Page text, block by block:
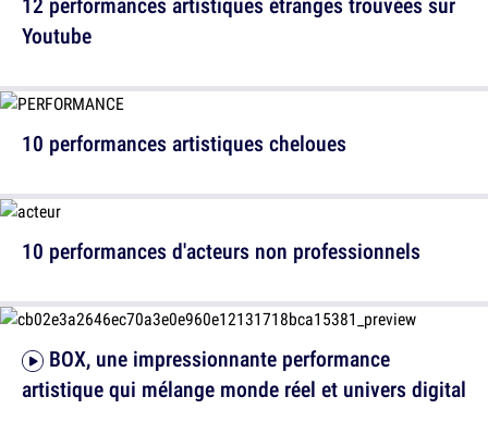
10 performances artistiques cheloues
artistique qui mélange monde réel et univers digital
Youtube
10 performances d'acteurs non professionnels